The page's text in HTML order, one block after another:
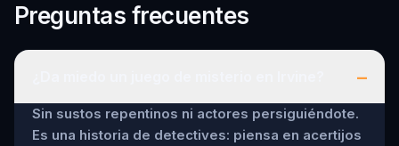
Preguntas frecuentes
–
Sin sustos repentinos ni actores persiguiéndote.
Es una historia de detectives: piensa en acertijos